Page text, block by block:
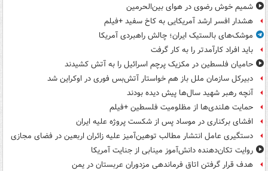
شمیم خوش رضوی در هوای بین‌الحرمین
هشدار افسر ارشد آمریکایی به کاخ سفید +فیلم
موشک‌های بالستیک ایران؛ چالش راهبردی آمریکا
باید افراد کارآمدتر را به کار گرفت
حامیان فلسطین در مکزیک پرچم اسرائیل را به آتش کشیدند
دبیرکل سازمان ملل باز هم خواستار آتش‌بس فوری در اوکراین شد
آنچه رهبر شهید سال‌ها پیش دیده بودند
حمایت هلندی‌ها از مظلومیت فلسطین +فیلم
افشای برکناری در موساد پس از شکست پروژه علیه ایران
دستگیری عامل انتشار مطالب توهین‌آمیز علیه زائران اربعین در فضای مجازی
روایت تکان‌دهنده دانش‌آموز مینابی از جنایت آمریکا
هدف قرار گرفتن اتاق‌ فرماندهی مزدوران عربستان در یمن